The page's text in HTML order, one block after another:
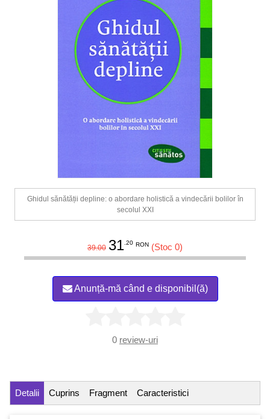
Ghidul sănătății depline: o abordare holistică a vindecării bolilor în
secolul XXI
39.00 31.20 RON (Stoc 0)
Anunță-mă când e disponibil(ă)
0 review-uri
Detalii Cuprins Fragment Caracteristici